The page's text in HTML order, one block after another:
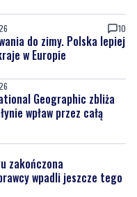
10
do zimy. Polska lepiej
w Europie
Geographic zbliża
wpław przez całą
zakończona
wpadli jeszcze tego